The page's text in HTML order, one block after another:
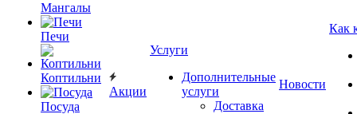
Мангалы
Печи
Коптильни
Посуда
Акции
Услуги
Дополнительные
услуги
Доставка
Новости
Как